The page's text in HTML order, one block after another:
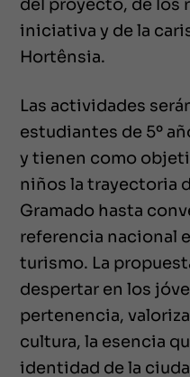
del proyecto, de los
iniciativa y de la
Hortênsia.
Las actividades
estudiantes de 5º
y tienen como
niños la trayectoria
Gramado hasta
referencia nacional
turismo. La
despertar en los
pertenencia,
cultura, la esencia
identidad de la